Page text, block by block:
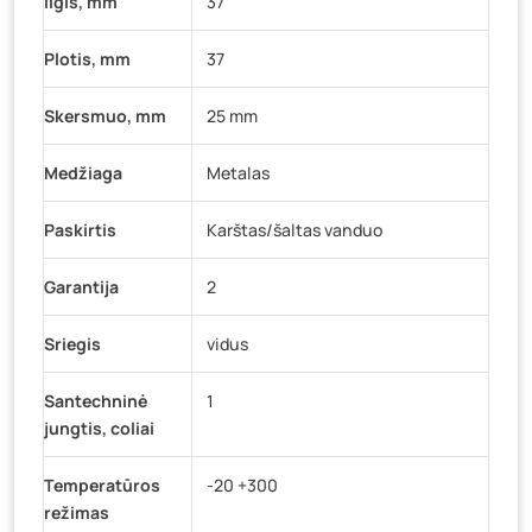
Plotis, mm 37
Skersmuo, mm 25 mm
Medžiaga Metalas
Paskirtis Karštas/šaltas vanduo
Garantija 2
Sriegis vidus
Santechninė
jungtis, coliai
1
Temperatūros
režimas
-20 +300